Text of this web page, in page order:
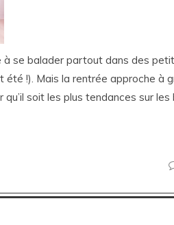
à se balader partout dans des
été !). Mais la rentrée approche à
soit les plus tendances sur les